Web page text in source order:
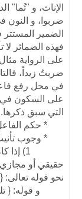
الإناث، و "تُما"
ضربوا، و النون
الضمير
فهذه الضمائر لا
على الرواية
ضربتُ زيداً،
في محل رفع
على السكون في
التي سبق ذكرها.
* حكم الفاعل:
* وجوب تأنيث
1) إذا
حقيقي أو
نحو قوله تعالى:
و قوله: { تلك